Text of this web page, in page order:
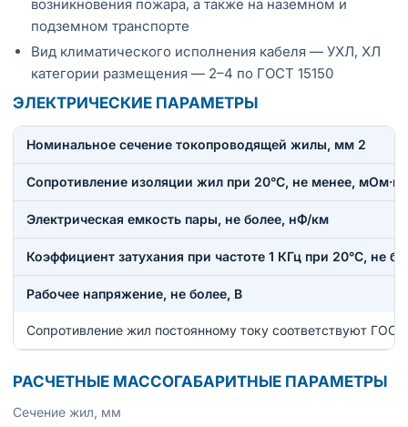
возникновения пожара, а также на наземном и
подземном транспорте
Вид климатического исполнения кабеля — УХЛ, ХЛ
категории размещения — 2–4 по ГОСТ 15150
ЭЛЕКТРИЧЕСКИЕ ПАРАМЕТРЫ
Номинальное сечение токопроводящей жилы, мм 2
Сопротивление изоляции жил при 20°С, не менее,
Электрическая емкость пары, не более, нФ/км
Коэффициент затухания при частоте 1 КГц при 20°С, не
Рабочее напряжение, не более, В
Сопротивление жил постоянному току соответствуют
РАСЧЕТНЫЕ МАССОГАБАРИТНЫЕ ПАРАМЕТРЫ
Сечение жил, мм